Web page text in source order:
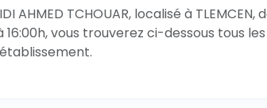
TCHOUAR, localisé à TLEMCEN,
16:00h, vous trouverez ci-dessous tous